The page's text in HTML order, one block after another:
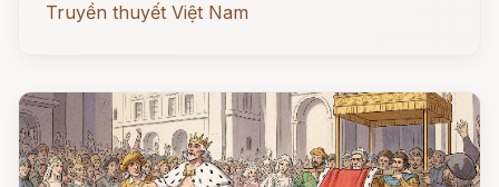
Truyền thuyết Việt Nam